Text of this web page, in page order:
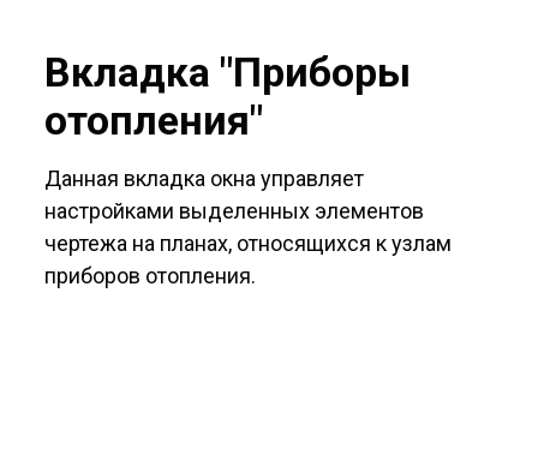
Вкладка "Приборы
отопления"
Данная вкладка окна управляет
настройками выделенных элементов
чертежа на планах, относящихся к узлам
приборов отопления.